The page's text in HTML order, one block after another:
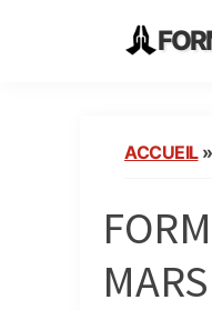
de
Reiki
en
France
ACCUEIL»